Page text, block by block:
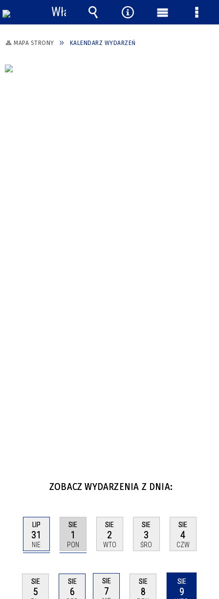
MAPA STRONY KALENDARZ WYDARZEŃ
ZOBACZ WYDARZENIA Z DNIA:
LIP
31
NIE
SIE
1
PON
SIE
2
WTO
SIE
3
ŚRO
SIE
4
CZW
SIE
5
SIE
6
SIE
7
SIE
8
SIE
9
Włącz
powiadomienia
Wyszukiwarka
Narzędzia
Menu Menu